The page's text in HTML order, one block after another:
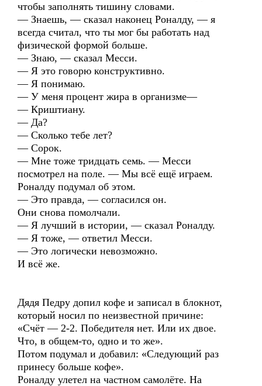
чтобы заполнять тишину словами.
— Знаешь, — сказал наконец Роналду, — я
всегда считал, что ты мог бы работать над
физической формой больше.
— Знаю, — сказал Месси.
— Я это говорю конструктивно.
— Я понимаю.
— У меня процент жира в организме—
— Криштиану.
— Да?
— Сколько тебе лет?
— Сорок.
— Мне тоже тридцать семь. — Месси
посмотрел на поле. — Мы всё ещё играем.
Роналду подумал об этом.
— Это правда, — согласился он.
Они снова помолчали.
— Я лучший в истории, — сказал Роналду.
— Я тоже, — ответил Месси.
— Это логически невозможно.
И всё же.
Дядя Педру допил кофе и записал в блокнот,
который носил по неизвестной причине:
«Счёт — 2-2. Победителя нет. Или их двое.
Что, в общем-то, одно и то же».
Потом подумал и добавил: «Следующий раз
принесу больше кофе».
Роналду улетел на частном самолёте. На